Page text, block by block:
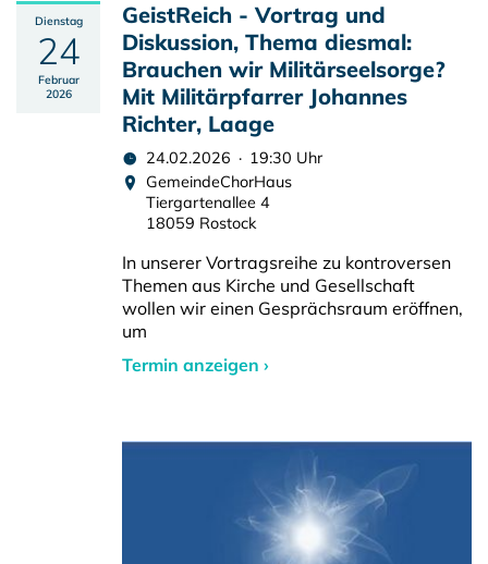
Dienstag
24
Februar
2026
GeistReich - Vortrag und
Diskussion, Thema diesmal:
Brauchen wir Militärseelsorge?
Mit Militärpfarrer Johannes
Richter, Laage
24.02.2026 · 19:30 Uhr
GemeindeChorHaus
Tiergartenallee 4
18059 Rostock
In unserer Vortragsreihe zu kontroversen
Themen aus Kirche und Gesellschaft
wollen wir einen Gesprächsraum eröffnen,
um
Termin anzeigen ›